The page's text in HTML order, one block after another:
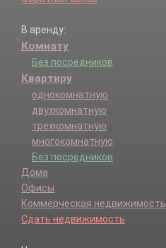
В аренду:
Комнату
Без посредников
Квартиру
однокомнатную
двухкомнатную
трехкомнатную
многокомнатную
Без посредников
Дома
Офисы
Коммерческая недвижимость
Сдать недвижимость